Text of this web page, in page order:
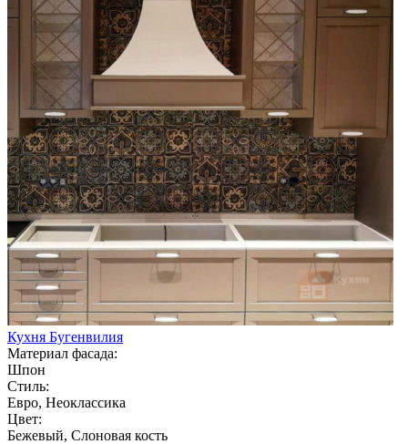
Кухня Бугенвилия
Материал фасада:
Шпон
Стиль:
Евро, Неоклассика
Цвет:
Бежевый, Слоновая кость